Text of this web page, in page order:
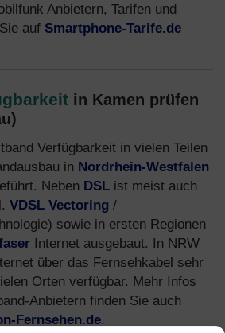
Anbietern, Tarifen und
auf Smartphone-Tarife.de
in Kamen prüfen
Verfügbarkeit in vielen Teilen
in Nordrhein-Westfalen
Neben DSL ist meist auch
VDSL Vectoring /
sowie in ersten Regionen
Internet ausgebaut. In NRW
über das Fernsehkabel sehr
Orten verfügbar. Mehr Infos
Anbietern finden Sie auch
Fernsehen.de.